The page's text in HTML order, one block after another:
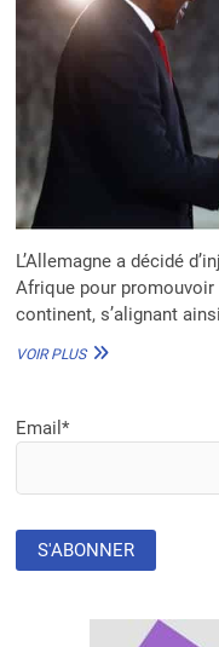
L’Allemagne a décidé
Afrique pour
continent, s’alignant
VOIR PLUSL’ALLEMAGNE
ET
HYDROGÈNE
Email*